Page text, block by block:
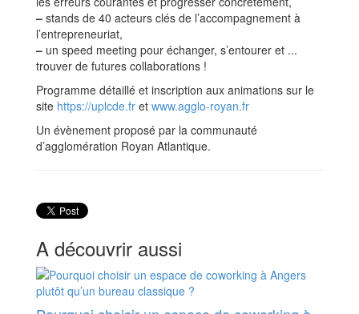
– stands de 40 acteurs clés de l’accompagnement à
l’entrepreneuriat,
– un speed meeting pour échanger, s’entourer et ...
trouver de futures collaborations !
Programme détaillé et inscription aux animations sur le
site https://uplcde.fr et www.agglo-royan.fr
Un évènement proposé par la communauté
d’agglomération Royan Atlantique.
A découvrir aussi